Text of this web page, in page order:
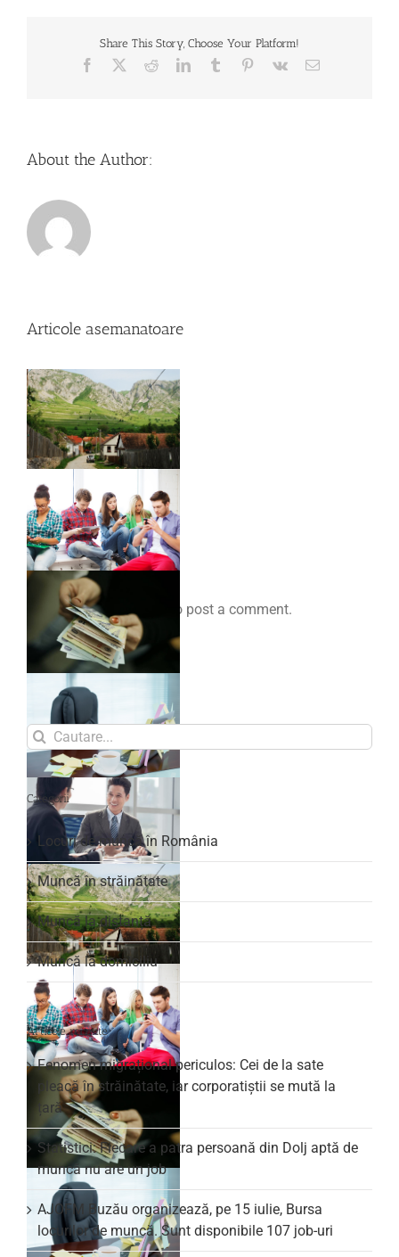
Share This Story, Choose Your Platform!
Facebook RedditLinkedInTumblr Pinterest
Vk Email
About the Author:
Articole asemanatoare
Comenteaza
You must be to post a comment.
Search
for:
Categorii
Locuri de muncă în România
Muncă în străinătate
Muncă la distanță
Muncă la domiciliu
Articole recente
Fenomen migrațional periculos: Cei de la sate
pleacă în străinătate, iar corporatiștii se mută la
țară
Statistici: Fiecare a patra persoană din Dolj aptă de
muncă nu are un job
AJOFM Buzău organizează, pe 15 iulie, Bursa
locurilor de muncă. Sunt disponibile 107 job-uri